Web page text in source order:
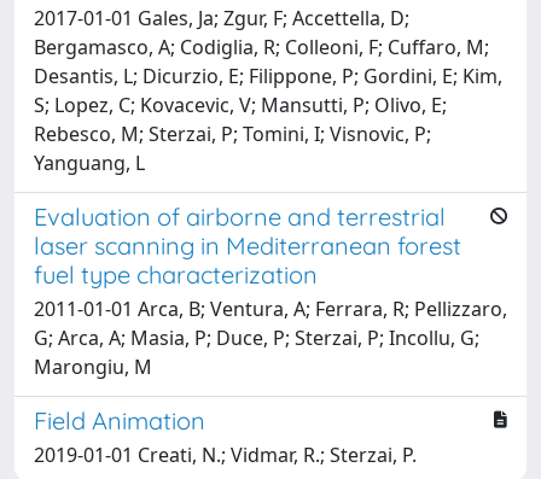
2017-01-01 Gales, Ja; Zgur, F; Accettella, D;
Bergamasco, A; Codiglia, R; Colleoni, F; Cuffaro, M;
Desantis, L; Dicurzio, E; Filippone, P; Gordini, E; Kim,
S; Lopez, C; Kovacevic, V; Mansutti, P; Olivo, E;
Rebesco, M; Sterzai, P; Tomini, I; Visnovic, P;
Yanguang, L
Evaluation of airborne and terrestrial
laser scanning in Mediterranean forest
fuel type characterization
2011-01-01 Arca, B; Ventura, A; Ferrara, R; Pellizzaro,
G; Arca, A; Masia, P; Duce, P; Sterzai, P; Incollu, G;
Marongiu, M
Field Animation
2019-01-01 Creati, N.; Vidmar, R.; Sterzai, P.